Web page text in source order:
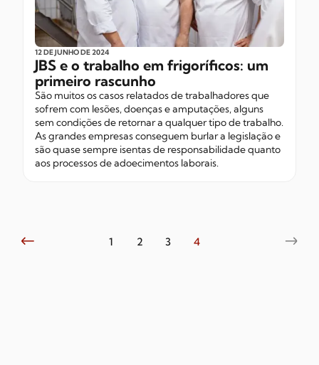
12 DE JUNHODE 2024
JBS e o trabalho em frigoríficos: um
primeiro rascunho
São muitos os casos relatados de trabalhadores que
sofrem com lesões, doenças e amputações, alguns
sem condições de retornar a qualquer tipo de trabalho.
As grandes empresas conseguem burlar a legislação e
são quase sempre isentas de responsabilidade quanto
aos processos de adoecimentos laborais.
1 2 3 4